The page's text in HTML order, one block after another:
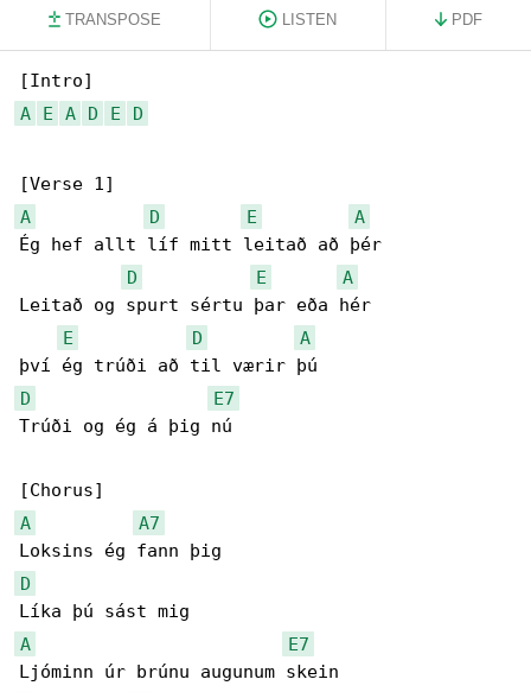
TRANSPOSE LISTEN PDF
A
E A D E D
A
D E
A
Ég hef allt líf mitt leitað að þér
D
E
A
Leitað og spurt sértu þar eða hér
E
D
A
D
E7
Trúði og ég á þig nú
A
A7
D
A
E7